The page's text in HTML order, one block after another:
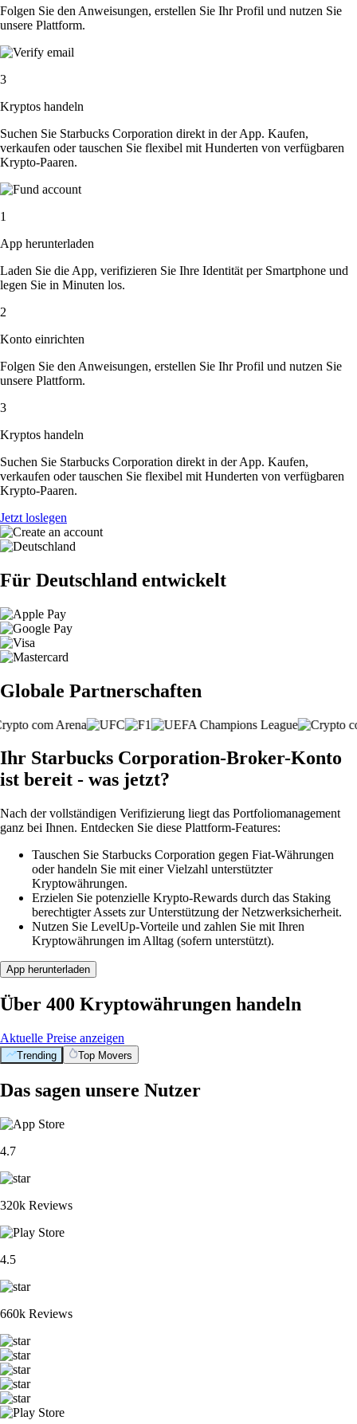
Folgen Sie den Anweisungen, erstellen Sie Ihr Profil und nutzen Sie
unsere Plattform.
3
Kryptos handeln
Suchen Sie Starbucks Corporation direkt in der App. Kaufen,
verkaufen oder tauschen Sie flexibel mit Hunderten von verfügbaren
Krypto-Paaren.
1
App herunterladen
Laden Sie die App, verifizieren Sie Ihre Identität per Smartphone und
legen Sie in Minuten los.
2
Konto einrichten
Folgen Sie den Anweisungen, erstellen Sie Ihr Profil und nutzen Sie
unsere Plattform.
3
Kryptos handeln
Suchen Sie Starbucks Corporation direkt in der App. Kaufen,
verkaufen oder tauschen Sie flexibel mit Hunderten von verfügbaren
Krypto-Paaren.
Jetzt loslegen
Für Deutschland entwickelt
Globale Partnerschaften
Ihr Starbucks Corporation-Broker-Konto
ist bereit - was jetzt?
Nach der vollständigen Verifizierung liegt das Portfoliomanagement
ganz bei Ihnen. Entdecken Sie diese Plattform-Features:
Tauschen Sie Starbucks Corporation gegen Fiat-Währungen
oder handeln Sie mit einer Vielzahl unterstützter
Kryptowährungen.
Erzielen Sie potenzielle Krypto-Rewards durch das Staking
berechtigter Assets zur Unterstützung der Netzwerksicherheit.
Nutzen Sie LevelUp-Vorteile und zahlen Sie mit Ihren
Kryptowährungen im Alltag (sofern unterstützt).
App herunterladen
Über 400 Kryptowährungen handeln
Aktuelle Preise anzeigen
Trending Top Movers
Das sagen unsere Nutzer
4.7
320k Reviews
4.5
660k Reviews